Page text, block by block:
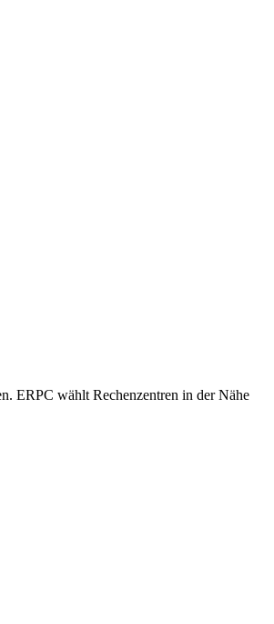
ERPC wählt Rechenzentren in der Nähe